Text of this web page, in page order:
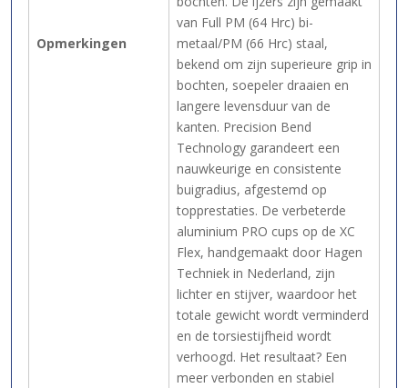
Opmerkingen
van Full PM (64 Hrc) bi-
metaal/PM (66 Hrc) staal,
bekend om zijn superieure grip in
bochten, soepeler draaien en
langere levensduur van de
kanten. Precision Bend
Technology garandeert een
nauwkeurige en consistente
buigradius, afgestemd op
topprestaties. De verbeterde
aluminium PRO cups op de XC
Flex, handgemaakt door Hagen
Techniek in Nederland, zijn
lichter en stijver, waardoor het
totale gewicht wordt verminderd
en de torsiestijfheid wordt
verhoogd. Het resultaat? Een
meer verbonden en stabiel